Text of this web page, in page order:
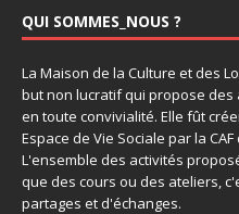
QUI SOMMES_NOUS ?
La Maison de la Culture et des
but non lucratif qui propose des
en toute convivialité. Elle fût
Espace de Vie Sociale par la
L'ensemble des activités
que des cours ou des ateliers,
partages et d'échanges.